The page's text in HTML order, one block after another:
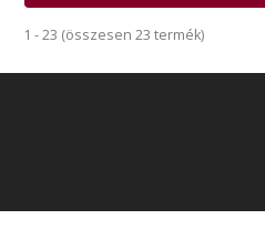
1 - 23 (összesen 23 termék)